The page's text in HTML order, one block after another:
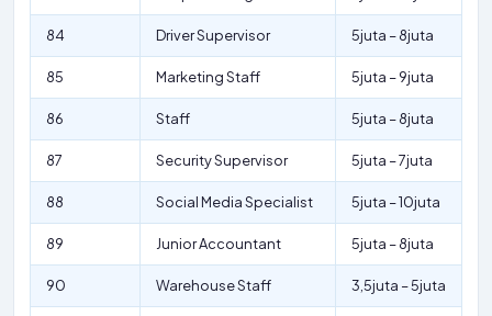
84 Driver Supervisor 5juta – 8juta
85 Marketing Staff 5juta – 9juta
86 Staff 5juta – 8juta
87 Security Supervisor 5juta – 7juta
88 Social Media Specialist 5juta – 10juta
89 Junior Accountant 5juta – 8juta
90 Warehouse Staff 3,5juta – 5juta